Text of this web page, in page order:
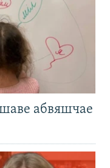
абвяшчае